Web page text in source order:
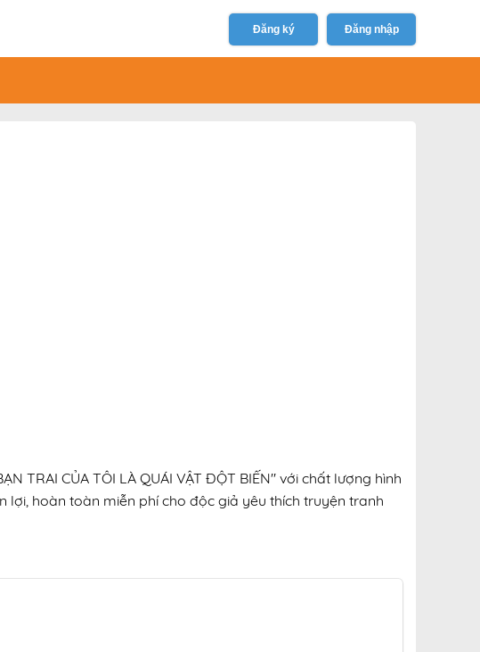
Đăng ký Đăng nhập
TRAI CỦA TÔI LÀ QUÁI VẬT ĐỘT BIẾN" với chất lượng hình
hoàn toàn miễn phí cho độc giả yêu thích truyện tranh